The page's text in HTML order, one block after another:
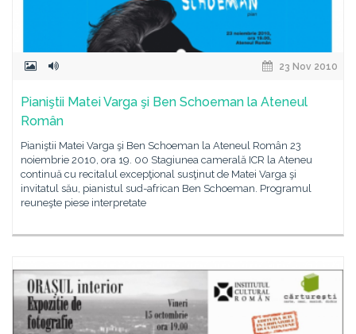
23 Nov 2010
Pianiştii Matei Varga şi Ben Schoeman la Ateneul
Român
Pianiştii Matei Varga şi Ben Schoeman la Ateneul Român 23
noiembrie 2010, ora 19. 00 Stagiunea camerală ICR la Ateneu
continuă cu recitalul excepţional susţinut de Matei Varga şi
invitatul său, pianistul sud-african Ben Schoeman. Programul
reuneşte piese interpretate